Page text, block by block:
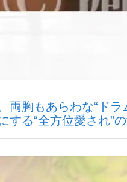
切聞かれなかった」侍ジャパ
両胸もあらわな“ド
する“全方位愛され”